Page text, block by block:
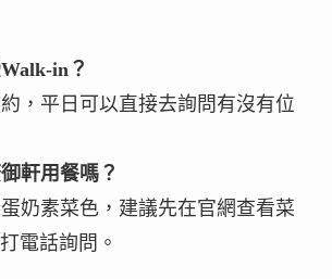
in？
，平日可以直接去詢問有沒有位
軒用餐嗎？
奶素菜色，建議先在官網查看菜
電話詢問。